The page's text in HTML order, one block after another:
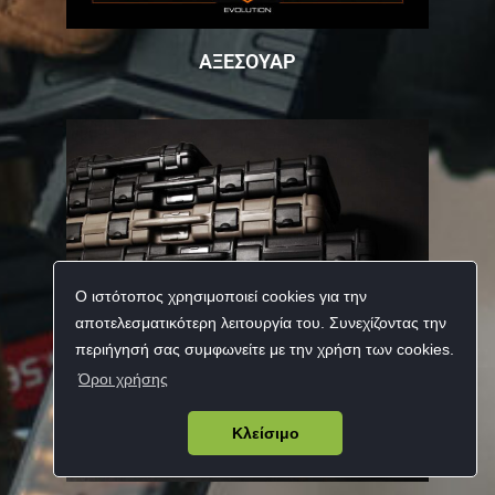
Ο ιστότοπος χρησιμοποιεί cookies για την
αποτελεσματικότερη λειτουργία του. Συνεχίζοντας την
περιήγησή σας συμφωνείτε με την χρήση των cookies.
Όροι χρήσης
Κλείσιμο
ΑΞΕΣΟΥΑΡ